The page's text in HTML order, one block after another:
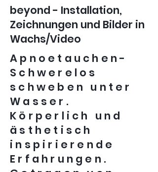
beyond - Installation,
Zeichnungen und Bilder in
Wachs/Video
Apnoetauchen-
Schwerelos
schweben unter
Wasser.
Körperlich und
ästhetisch
inspirierende
Erfahrungen.